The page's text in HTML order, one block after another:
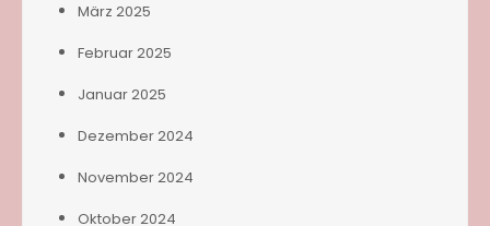
März 2025
Februar 2025
Januar 2025
Dezember 2024
November 2024
Oktober 2024